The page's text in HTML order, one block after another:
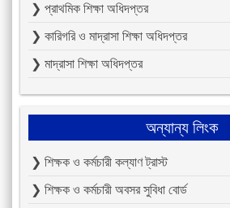
❯ প্রাথমিক শিক্ষা অধিদপ্তর
❯ কারিগরি ও মাদ্রাসা শিক্ষা অধিদপ্তর
❯ মাদ্রাসা শিক্ষা অধিদপ্তর
অন্যান্য লিংক
❯ শিক্ষক ও কর্মচারী কল্যাণ ট্রাস্ট
❯ শিক্ষক ও কর্মচারী অবসর সুবিধা বোর্ড